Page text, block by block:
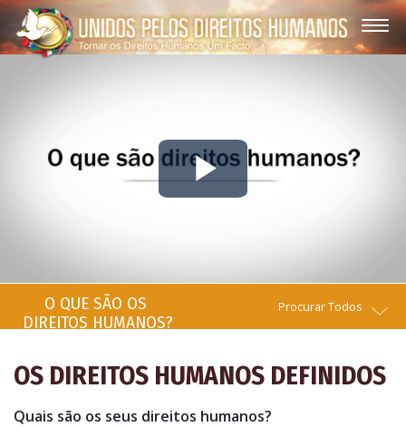
Play
Video
O QUE SÃO OS
DIREITOS HUMANOS?
Procurar Todos
OS DIREITOS HUMANOS DEFINIDOS
Quais são os seus direitos humanos?